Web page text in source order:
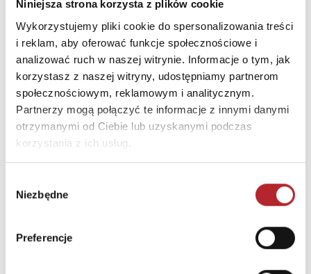
Niniejsza strona korzysta z plików cookie
Wykorzystujemy pliki cookie do spersonalizowania treści
i reklam, aby oferować funkcje społecznościowe i
analizować ruch w naszej witrynie. Informacje o tym, jak
korzystasz z naszej witryny, udostępniamy partnerom
społecznościowym, reklamowym i analitycznym.
Partnerzy mogą połączyć te informacje z innymi danymi
otrzymanymi od Ciebie lub uzyskanymi podczas
korzystania z ich usług.
zgody
Niezbędne
Preferencje
INFORMACJE I OSTRZEŻENIA
Posiada oznaczenie CE (zgodność z normami UE).
Nieodpowiednie dla dzieci poniżej 3 lat. Małe części.
Ryzyko zadławienia.
INNI KLIENCI KUPOWALI